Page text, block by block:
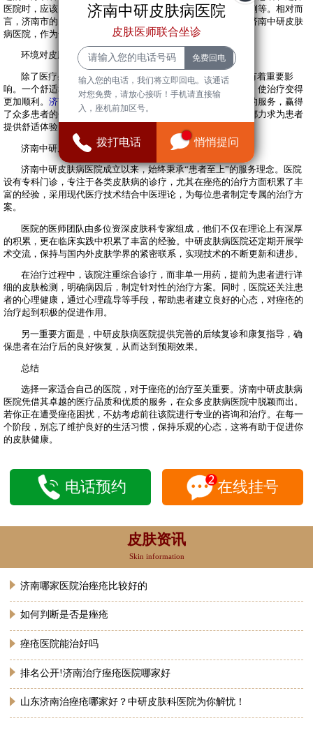
医院时，应该关注医院的口碑、医师的专业资质、治疗成功案例等。相对而
言，济南市的多家皮肤病医院都具备良好的条件，但在此推荐济南中研皮肤
病医院，作为值得信赖的选择。
环境对皮肤的影响
除了医疗条件外，医院的环境也对患者的心理和治疗效果有着重要影
响。一个舒适和干净的医院环境能够有效缓解患者的焦虑情绪，使治疗变得
更加顺利。 济南中研皮肤病医院以其温馨的就医环境和人性化的服务，赢得
了众多患者的信赖。医院内部的设施齐全，从候诊区到治疗室都力求为患者
提供舒适体验。
济南中研皮肤病医院的优势
济南中研皮肤病医院成立以来，始终秉承“患者至上”的服务理念。医院
设有专科门诊，专注于各类皮肤病的诊疗，尤其在痤疮的治疗方面积累了丰
富的经验，采用现代医疗技术结合中医理论，为每位患者制定专属的治疗方
案。
医院的医师团队由多位资深皮肤科专家组成，他们不仅在理论上有深厚
的积累，更在临床实践中积累了丰富的经验。中研皮肤病医院还定期开展学
术交流，保持与国内外皮肤学界的紧密联系，实现技术的不断更新和进步。
在治疗过程中，该院注重综合诊疗，而非单一用药，提前为患者进行详
细的皮肤检测，明确病因后，制定针对性的治疗方案。同时，医院还关注患
者的心理健康，通过心理疏导等手段，帮助患者建立良好的心态，对痤疮的
治疗起到积极的促进作用。
另一重要方面是，中研皮肤病医院提供完善的后续复诊和康复指导，确
保患者在治疗后的良好恢复，从而达到预期效果。
总结
选择一家适合自己的医院，对于痤疮的治疗至关重要。济南中研皮肤病
医院凭借其卓越的医疗品质和优质的服务，在众多皮肤病医院中脱颖而出。
若你正在遭受痤疮困扰，不妨考虑前往该院进行专业的咨询和治疗。在每一
个阶段，别忘了维护良好的生活习惯，保持乐观的心态，这将有助于促进你
的皮肤健康。
电话预约 在线挂号
皮肤资讯
Skin information
济南哪家医院治痤疮比较好的
如何判断是否是痤疮
痤疮医院能治好吗
排名公开!济南治疗痤疮医院哪家好
山东济南治痤疮哪家好？中研皮肤科医院为你解忧！
济南中研皮肤病医院
皮肤医师联合坐诊
输入您的电话，我们将立即回电。该通话
对您免费，请放心接听！手机请直接输
入，座机前加区号。
拨打电话 悄悄提问